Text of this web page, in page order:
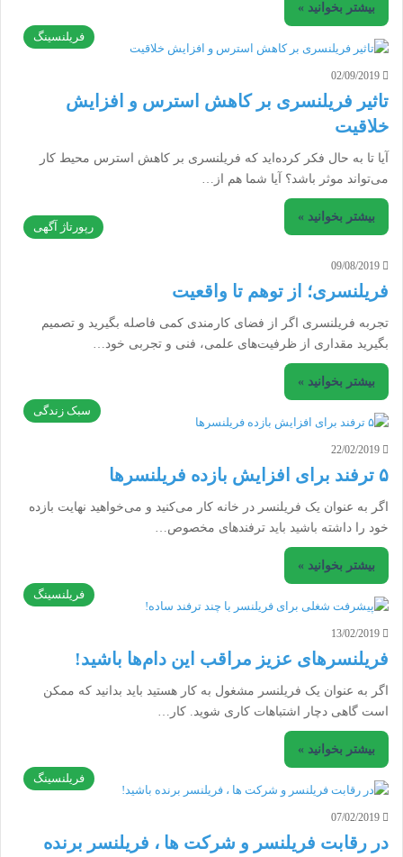
بیشتر بخوانید »
فریلنسینگ
02/09/2019
تاثیر فریلنسری بر کاهش استرس و افزایش
خلاقیت
آیا تا به حال فکر کرده‌اید که فریلنسری بر کاهش استرس محیط کار
می‌تواند موثر باشد؟ آیا شما هم از…
بیشتر بخوانید »
رپورتاژ آگهی
09/08/2019
فریلنسری؛ از توهم تا واقعیت
تجربه فریلنسری اگر از فضای کارمندی کمی فاصله بگیرید و تصمیم
بگیرید مقداری از ظرفیت‌های علمی، فنی و تجربی خود…
بیشتر بخوانید »
سبک زندگی
22/02/2019
۵ ترفند برای افزایش بازده فریلنسرها
اگر به عنوان یک فریلنسر در خانه کار می‌کنید و می‌خواهید نهایت بازده
خود را داشته باشید باید ترفندهای مخصوص…
بیشتر بخوانید »
فریلنسینگ
13/02/2019
فریلنسرهای عزیز مراقب این دام‌ها باشید!
اگر به عنوان یک فریلنسر مشغول به کار هستید باید بدانید که ممکن
است گاهی دچار اشتباهات کاری شوید. کار…
بیشتر بخوانید »
فریلنسینگ
07/02/2019
در رقابت فریلنسر و شرکت ها ، فریلنسر برنده